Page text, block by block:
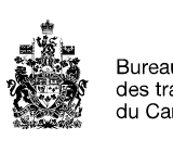
Sélection
de
la
langue